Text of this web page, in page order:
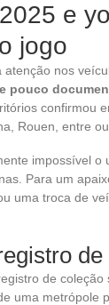
e
jogo
nos
pouco
confirmou
Rouen, entre
impossível o
Para um
uma troca de
de coleção
uma metrópole